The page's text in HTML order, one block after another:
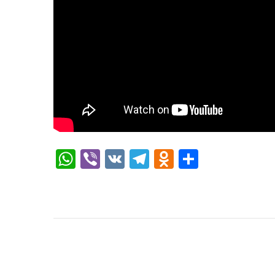
WhatsApp
Viber
VK Telegram